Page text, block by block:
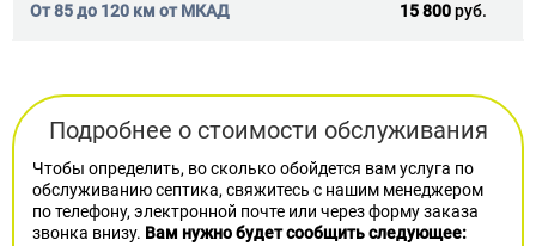
15 800руб.
Подробнее о стоимости обслуживания
Чтобы определить, во сколько обойдется вам услуга по
обслуживанию септика, свяжитесь с нашим менеджером
по телефону, электронной почте или через форму заказа
звонка внизу. Вам нужно будет сообщить следующее: